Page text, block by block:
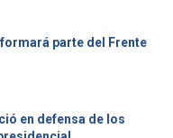
formará parte del Frente
en defensa de los